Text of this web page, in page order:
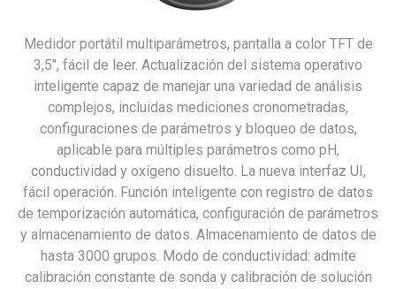
Medidor portátil multiparámetros, pantalla a color TFT de
3,5″, fácil de leer. Actualización del sistema operativo
inteligente capaz de manejar una variedad de análisis
complejos, incluidas mediciones cronometradas,
configuraciones de parámetros y bloqueo de datos,
aplicable para múltiples parámetros como pH,
conductividad y oxígeno disuelto. La nueva interfaz UI,
fácil operación. Función inteligente con registro de datos
de temporización automática, configuración de parámetros
y almacenamiento de datos. Almacenamiento de datos de
hasta 3000 grupos. Modo de conductividad: admite
calibración constante de sonda y calibración de solución